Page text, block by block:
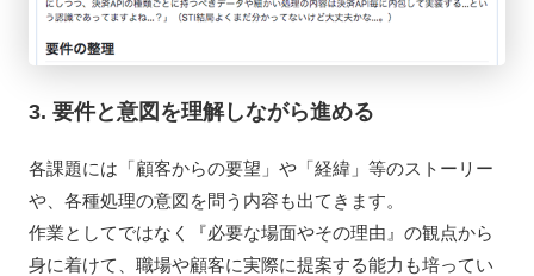
3. 要件と意図を理解しながら進める
各課題には「顧客からの要望」や「経緯」等のストーリー
や、各種処理の意図を問う内容も出てきます。
作業としてではなく『必要な場面やその理由』の観点から
身に着けて、職場や顧客に実際に提案する能力 も培ってい